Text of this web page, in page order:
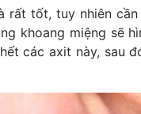
rất tốt, tuy nhiên
khoang miệng sẽ
các axit này, sau